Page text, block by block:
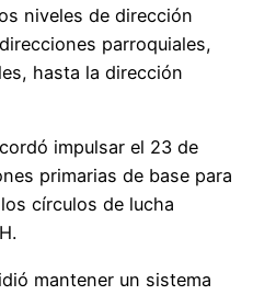
niveles de dirección
parroquiales,
hasta la dirección
impulsar el 23 de
primarias de base para
círculos de lucha
mantener un sistema